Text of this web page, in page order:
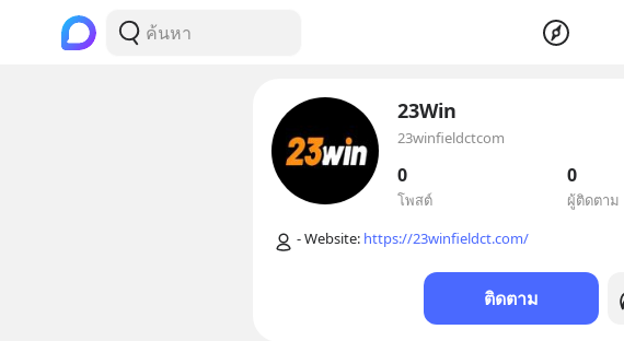
23Win
23winfieldctcom
0
โพสต์
0
ผู้ติดตาม
- Website: https://23winfieldct.com/
ติดตาม